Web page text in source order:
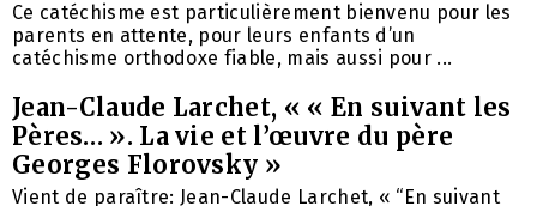
Ce catéchisme est particulièrement bienvenu pour les
parents en attente, pour leurs enfants d’un
catéchisme orthodoxe fiable, mais aussi pour ...
Jean-Claude Larchet, « « En suivant les
Pères… ». La vie et l’œuvre du père
Georges Florovsky »
Vient de paraître: Jean-Claude Larchet, « “En suivant